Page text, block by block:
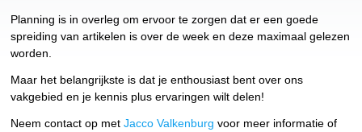
Planning is in overleg om ervoor te zorgen dat er een goede
spreiding van artikelen is over de week en deze maximaal gelezen
worden.
Maar het belangrijkste is dat je enthousiast bent over ons
vakgebied en je kennis plus ervaringen wilt delen!
Neem contact op metJacco Valkenburg voor meer informatie of